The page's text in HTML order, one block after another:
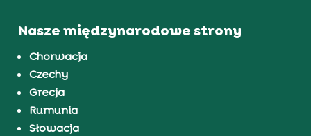
Nasze międzynarodowe strony
Chorwacja
Czechy
Grecja
Rumunia
Słowacja